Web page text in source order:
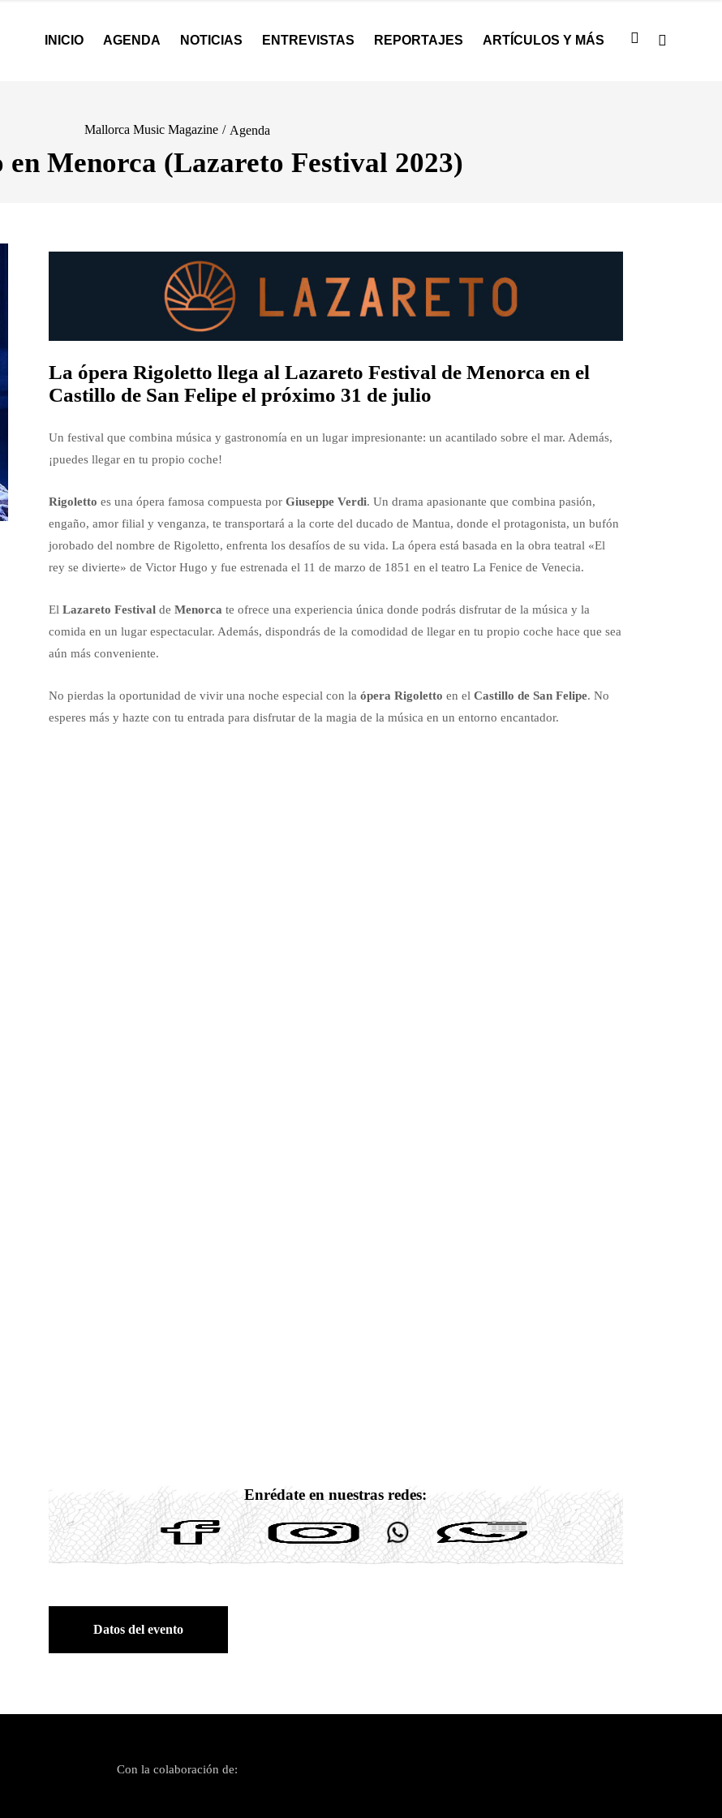
INICIO AGENDA NOTICIAS ENTREVISTAS REPORTAJES ARTÍCULOS Y MÁS
Mallorca Music Magazine / Agenda
en Menorca (Lazareto Festival 2023)
La ópera Rigoletto llega al Lazareto Festival de Menorca en el
Castillo de San Felipe el próximo 31 de julio
Un festival que combina música y gastronomía en un lugar impresionante: un acantilado sobre el mar. Además,
¡puedes llegar en tu propio coche!
Rigoletto es una ópera famosa compuesta por Giuseppe Verdi. Un drama apasionante que combina pasión,
engaño, amor filial y venganza, te transportará a la corte del ducado de Mantua, donde el protagonista, un bufón
jorobado del nombre de Rigoletto, enfrenta los desafíos de su vida. La ópera está basada en la obra teatral «El
rey se divierte» de Victor Hugo y fue estrenada el 11 de marzo de 1851 en el teatro La Fenice de Venecia.
El Lazareto Festivalde Menorca te ofrece una experiencia única donde podrás disfrutar de la música y la
comida en un lugar espectacular. Además, dispondrás de la comodidad de llegar en tu propio coche hace que sea
aún más conveniente.
No pierdas la oportunidad de vivir una noche especial con la ópera Rigoletto en el Castillo de San Felipe. No
esperes más y hazte con tu entrada para disfrutar de la magia de la música en un entorno encantador.
Enrédate en nuestras redes:
Datos del evento
Con la colaboración de: